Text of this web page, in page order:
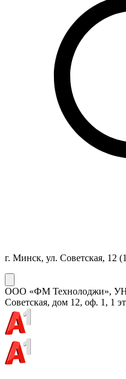
г. Минск, ул. Советская, 12
ООО «ФМ Технолоджи»,
Советская, дом 12, оф. 1, 1